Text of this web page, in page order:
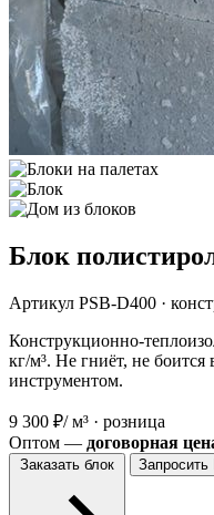
Блок
Артикул PSB-D400 ·
Конструкционно-
кг/м³. Не гниёт, не
инструментом.
9 300 ₽/ м³ · розница
Оптом — договорная
Запросить